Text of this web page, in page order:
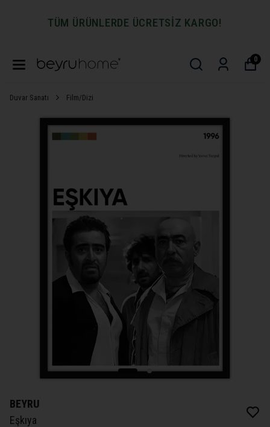
TÜM ÜRÜNLERDE ÜCRETSİZ KARGO!
0
Duvar Sanatı Film/Dizi
BEYRU
Eşkıya